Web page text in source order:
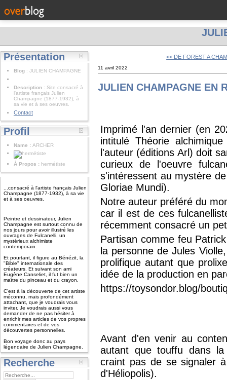
Présentation
Blog : JULIEN CHAMPAGNE
Description : Site consacré à
l'artiste français Julien
Champagne (1877-1932), à
sa vie et à ses oeuvres.
Contact
Profil
Name : ARCHER
À Propos : hermétiste
...consacré à l'artiste français Julien
Champagne (1877-1932), à sa vie
et à ses oeuvres.
Peintre et dessinateur, Julien
Champagne est surtout connu de
nos jours pour avoir illustré les
ouvrages de Fulcanelli, un
mystérieux alchimiste
contemporain.
Et pourtant, il figure au Bénézit, la
"Bible" internationale des
créateurs. Et suivant son ami
Eugène Canseliet, il fut bien un
maître du pinceau et du crayon.
C'est à la découverte de cet artiste
méconnu, mais profondément
attachant, que je voudrais vous
inviter. Je voudrais aussi vous
demander de ne pas hésiter à
enrichir mes articles de vos propres
commentaires et de vos
découvertes personnelles.
Bon voyage donc au pays
légendaire de Julien Champagne.
Recherche
<< DE FOREST A
11 avril 2022
JULIEN CHAMPAGNE EN
Imprimé l'an dernier (en
intitulé Théorie
l'auteur (éditions Arl) doit
curieux de l'oeuvre
s'intéressent au mystère
Gloriae Mundi).
Notre auteur préféré du
car il est de ces
récemment consacré un
Partisan comme feu
la personne de Jules
prolifique autant que
idée de la production en
https://toysondor.blog/
Avant d'en venir au
autant que touffu dans
craint pas de se signaler
d'Héliopolis).